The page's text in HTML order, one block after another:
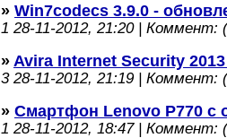
» Win7codecs 3.9.0 -
1 28-11-2012, 21:20 | Коммент:
» Avira Internet Security
328-11-2012, 21:19 | Коммент:
» Смартфон Lenovo P770 с
1 28-11-2012, 18:47 | Коммент: